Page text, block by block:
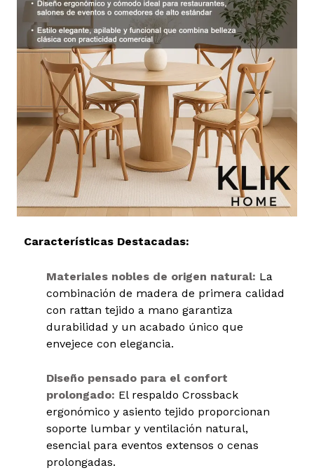
Características Destacadas:
Materiales nobles de origen natural: La
combinación de madera de primera calidad
con rattan tejido a mano garantiza
durabilidad y un acabado único que
envejece con elegancia.
Diseño pensado para el confort
prolongado: El respaldo Crossback
ergonómico y asiento tejido proporcionan
soporte lumbar y ventilación natural,
esencial para eventos extensos o cenas
prolongadas.